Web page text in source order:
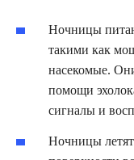
Ночницы
такими как
насекомые.
помощи
сигналы и
Ночницы